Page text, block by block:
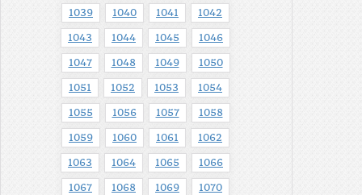
1039 1040 1041 1042
1043 1044 1045 1046
1047 1048 1049 1050
1051 1052 1053 1054
1055 1056 1057 1058
1059 1060 1061 1062
1063 1064 1065 1066
1067 1068 1069 1070